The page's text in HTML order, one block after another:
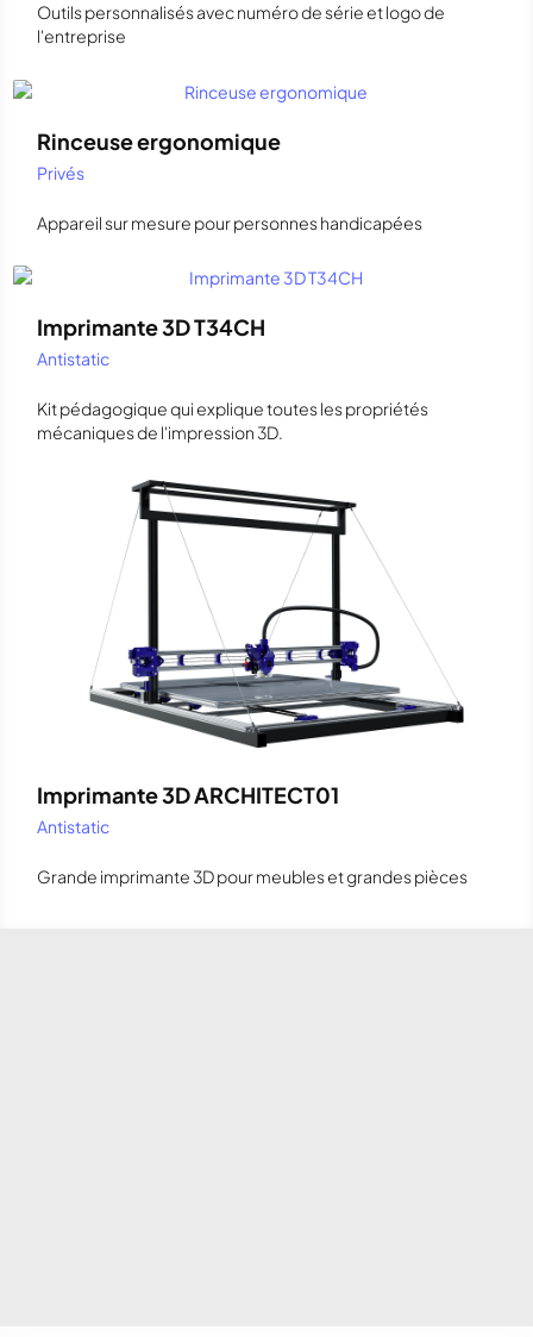
Outils personnalisés avec numéro de série et logo de
l'entreprise
Rinceuse ergonomique
Privés
Appareil sur mesure pour personnes handicapées
Imprimante 3D T34CH
Antistatic
Kit pédagogique qui explique toutes les propriétés
mécaniques de l'impression 3D.
Imprimante 3D ARCHITECT01
Antistatic
Grande imprimante 3D pour meubles et grandes pièces